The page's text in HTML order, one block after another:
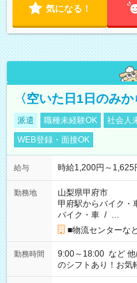
気になる！
〈空いた日1日のみ
派遣 職種未経験OK 社会人
WEB登録・面接OK
給与 時給1,200円～1,625
勤務地
山梨県甲府市
甲府駅からバイク・
バイク・車 / …
■物流センターな
勤務時間
9:00～18:00 など 他にも ▼10:00～19:00 ▼18:00～21:00 など
のシフトあり！お気